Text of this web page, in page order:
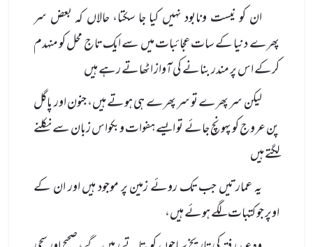
ان کو نیست ونابود نہیں کیا جا سکتا، حالاں کہ بعض سر
پھرے دنیا کے سات عجائبات میں سے ایک تاج محل کو منہدم
کرکے اس پر مندر بنانے کی آواز اٹھاتے رہے ہیں
لیکن سر پھرے تو سر پھرے ہی ہوتے ہیں، جنون اور پاگل
پن عروج کو پہونچ جائے تو ایسے ہفوات وبکواس زبان سے نکلنے
لگتے ہیں
یہ عمارتیں جب تک روئے زمین پر موجود ہیں اور ان کے
اوپر جو کتبات لگے ہوئے ہیں،